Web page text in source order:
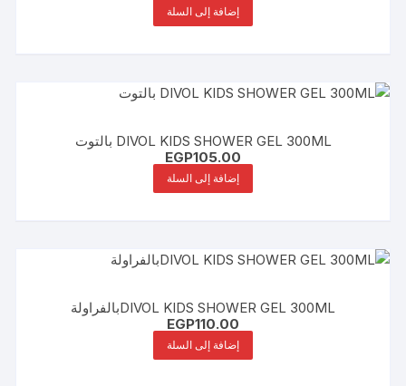
إضافة إلى السلة
DIVOL KIDS SHOWER GEL 300ML بالتوت
EGP105.00
إضافة إلى السلة
DIVOL KIDS SHOWER GEL 300MLبالفراولة
EGP110.00
إضافة إلى السلة